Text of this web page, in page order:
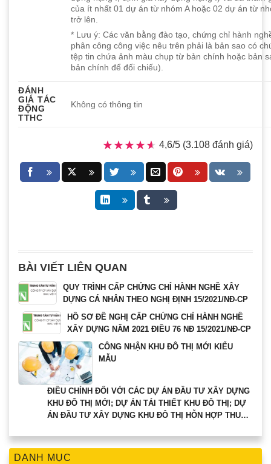
DANH MỤC
của ít nhất 01 dự án từ nhóm A hoặc 02 dự án từ
trở lên.
* Lưu ý: Các văn bằng đào tạo, chứng chỉ hành
phân công công việc nêu trên phải là bản sao có
tệp tin chứa ảnh màu chụp từ bản chính hoặc bản
bản chính để đối chiếu).
ĐÁNH
GIÁ TÁC
ĐỘNG
TTHC
Không có thông tin
★★★★★
★★★★★ 4,6/5 (3.108 đánh giá)
BÀI VIẾT LIÊN QUAN
QUY TRÌNH CẤP CHỨNG CHỈ HÀNH NGHỀ XÂY
DỰNG CÁ NHÂN THEO NGHỊ ĐỊNH 15/2021/NĐ-CP
HỒ SƠ ĐỀ NGHỊ CẤP CHỨNG CHỈ HÀNH NGHỀ
XÂY DỰNG NĂM 2021 ĐIỀU 76 NĐ 15/2021/NĐ-CP
CÔNG NHẬN KHU ĐÔ THỊ MỚI KIỂU
MẪU
ĐIỀU CHỈNH ĐỐI VỚI CÁC DỰ ÁN ĐẦU TƯ XÂY DỰNG
KHU ĐÔ THỊ MỚI; DỰ ÁN TÁI THIẾT KHU ĐÔ THỊ; DỰ
ÁN ĐẦU TƯ XÂY DỰNG KHU ĐÔ THỊ HỖN HỢP THUỘC